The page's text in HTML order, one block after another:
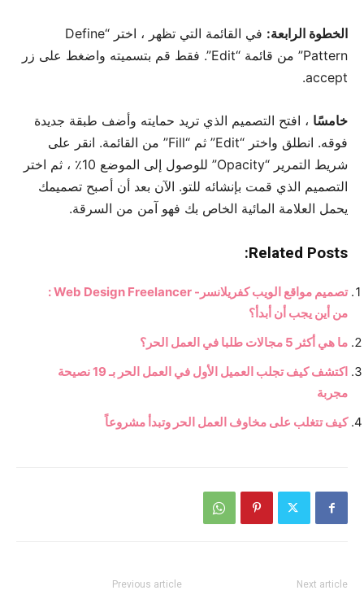
الخطوة الرابعة:
في القائمة التي تظهر ، اختر “Define
Pattern” من قائمة “Edit”. فقط قم بتسميته واضغط على زر
accept.
خامسًا ، افتح التصميم الذي تريد حمايته وأضف طبقة جديدة
فوقه. انطلق واختر “Edit” ثم “Fill” من القائمة. انقر على
شريط التمرير “Opacity” للوصول إلى الموضع 10٪ ، ثم اختر
التصميم الذي قمت بإنشائه للتو. الآن بعد أن أصبح تصميمك
يحمل العلامة المائية الخاص بك فهو آمن من السرقة.
Related Posts:
تصميم مواقع الويب كفريلانسر- Web Design Freelancer :
من أين يجب أن أبدأ؟
ما هي أكثر 5 مجالات طلبا في العمل الحر؟
اكتشف كيف تجلب العميل الأول في العمل الحر بـ 19 نصيحة
مجربة
كيف تتغلب على مخاوف العمل الحر وتبدأ مشروعاً
Previous article Next article